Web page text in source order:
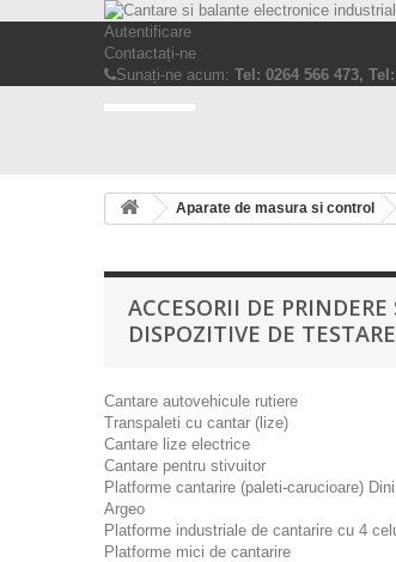
Autentificare
Contactați-ne
Sunați-ne acum: Tel: 0264 566 473,
Aparate de masura si control
ACCESORII DE PRINDERE
DISPOZITIVE DE TESTARE
Cantare autovehicule rutiere
Transpaleti cu cantar (lize)
Cantare lize electrice
Cantare pentru stivuitor
Platforme cantarire (paleti-carucioare) Dini
Argeo
Platforme industriale de cantarire cu 4
Platforme mici de cantarire